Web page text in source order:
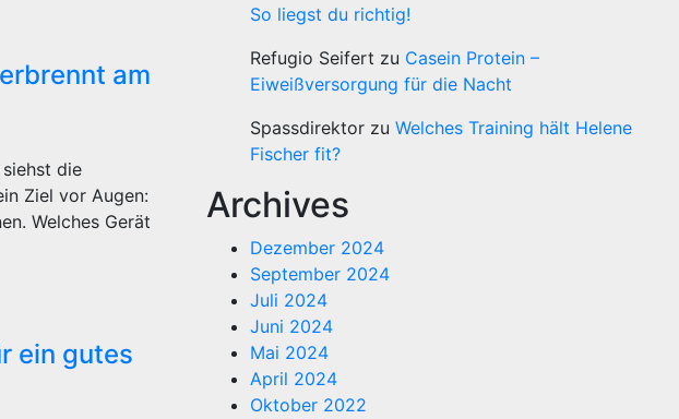
am
die
Ziel vor Augen:
Welches Gerät
ein gutes
So liegst du richtig!
Refugio Seifert zu Casein Protein –
Eiweißversorgung für die Nacht
Spassdirektor zu Welches Training hält Helene
Fischer fit?
Archives
Dezember 2024
September 2024
Juli 2024
Juni 2024
Mai 2024
April 2024
Oktober 2022